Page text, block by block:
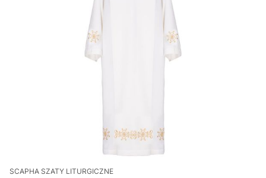
SCAPHA SZATY LITURGICZNE